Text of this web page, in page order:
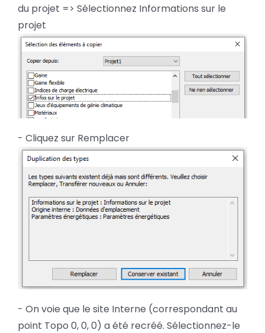
du projet => Sélectionnez Informations sur le
projet
- Cliquez sur Remplacer
- On voie que le site Interne (correspondant au
point Topo 0, 0, 0) a été recréé. Sélectionnez-le